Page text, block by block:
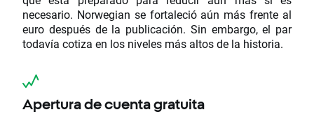
necesario. Norwegian se fortaleció aún más frente al
euro después de la publicación. Sin embargo, el par
todavía cotiza en los niveles más altos de la historia.
Apertura de cuenta gratuita